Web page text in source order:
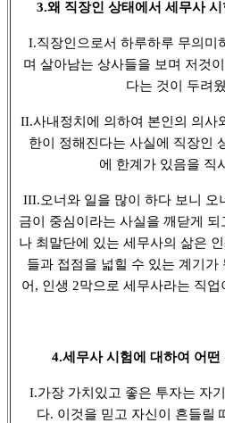
3.왜 직장인 상태에서 세무사
I.직장인으로서 하루하루 무의미
며 살아남는 상사들을 보며 저것
다는 것이 두려
II.사내정치에 의하여 본인의 의사
한이 정해진다는 사실에 직장인
에 한계가 있음을 직
III.오너와 일을 많이 하다 보니 오
금이 중심이라는 사실을 깨닫게
나 최말단에 있는 세무사의 삶은
들과 접점을 넓힐 수 있는 계기가
어, 인생 2막으로 세무사라는 직
4.세무사 시험에 대하여 어
I.가장 가치있고 좋은 투자는 자
다. 이것을 믿고 자신이 흔들릴